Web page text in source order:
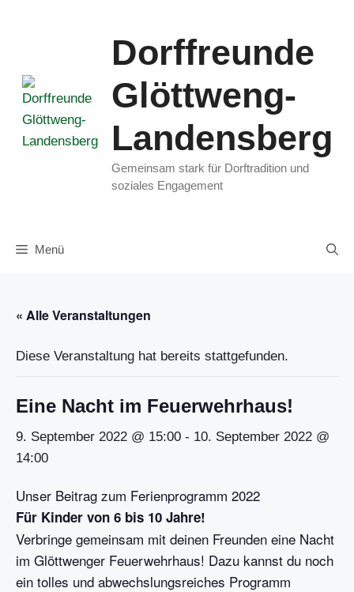
Dorffreunde
Glöttweng-
Landensberg
Gemeinsam stark für Dorftradition und
soziales Engagement
Menü
« Alle Veranstaltungen
Diese Veranstaltung hat bereits stattgefunden.
Eine Nacht im Feuerwehrhaus!
9. September 2022 @ 15:00 - 10. September 2022 @
14:00
Unser Beitrag zum Ferienprogramm 2022
Für Kinder von 6 bis 10 Jahre!
Verbringe gemeinsam mit deinen Freunden eine Nacht
im Glöttwenger Feuerwehrhaus! Dazu kannst du noch
ein tolles und abwechslungsreiches Programm